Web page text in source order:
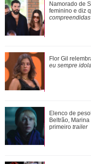
De galã de
químicas...
Shawn
os amores - e
Assumidos!
cinema
Namorado de
feminino e diz
compreendidas
Flor Gil
eu sempre
Elenco de
Beltrão,
primeiro trailer